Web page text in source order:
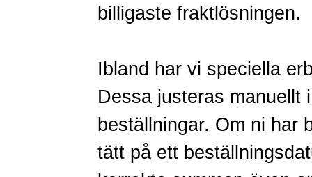
billigaste fraktlösningen.
Ibland har vi speciella
Dessa justeras manuellt
beställningar. Om ni har
tätt på ett